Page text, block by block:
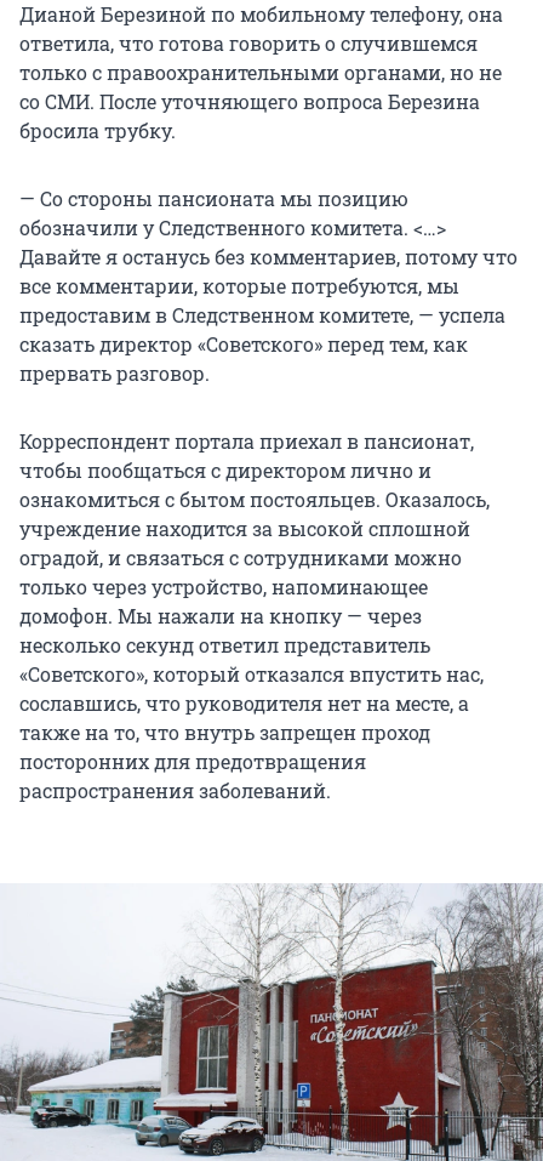
Дианой Березиной по мобильному телефону, она
ответила, что готова говорить о случившемся
только с правоохранительными органами, но не
со СМИ. После уточняющего вопроса Березина
бросила трубку.
— Со стороны пансионата мы позицию
обозначили у Следственного комитета. <…>
Давайте я останусь без комментариев, потому что
все комментарии, которые потребуются, мы
предоставим в Следственном комитете, — успела
сказать директор «Советского» перед тем, как
прервать разговор.
Корреспондент портала приехал в пансионат,
чтобы пообщаться с директором лично и
ознакомиться с бытом постояльцев. Оказалось,
учреждение находится за высокой сплошной
оградой, и связаться с сотрудниками можно
только через устройство, напоминающее
домофон. Мы нажали на кнопку — через
несколько секунд ответил представитель
«Советского», который отказался впустить нас,
сославшись, что руководителя нет на месте, а
также на то, что внутрь запрещен проход
посторонних для предотвращения
распространения заболеваний.